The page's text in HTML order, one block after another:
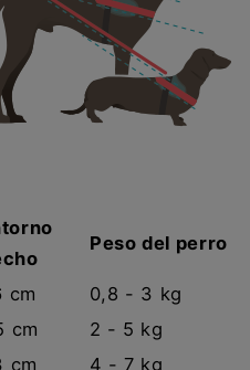
Peso del perro
cm
0,8 - 3 kg
cm
2 - 5 kg
cm
4 - 7 kg